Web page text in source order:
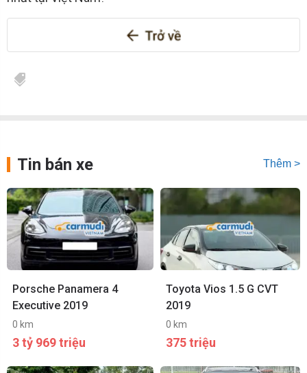
Tin bán xe Thêm >
Porsche Panamera 4
Executive 2019
0 km
3 tỷ 969 triệu
Toyota Vios 1.5 G CVT
2019
0 km
375 triệu